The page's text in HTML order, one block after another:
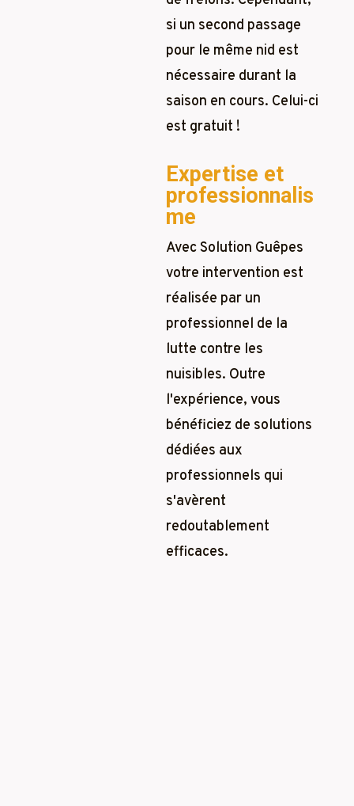
si un second passage
pour le même nid est
nécessaire durant la
saison en cours. Celui-ci
est gratuit !
Expertise et
professionnalis
me
Avec Solution Guêpes
votre intervention est
réalisée par un
professionnel de la
lutte contre les
nuisibles. Outre
l'expérience, vous
bénéficiez de solutions
dédiées aux
professionnels qui
s'avèrent
redoutablement
efficaces.